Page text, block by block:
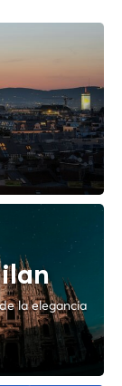
la elegancia